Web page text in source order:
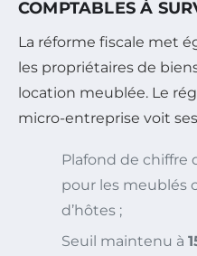
COMPTABLES À
La réforme fiscale met
les propriétaires de
location meublée. Le
micro-entreprise voit
Plafond de chiffre
pour les meublés
d’hôtes ;
Seuil maintenu à